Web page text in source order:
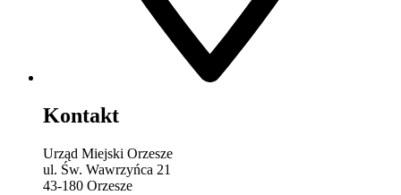
Kontakt
Urząd Miejski Orzesze
ul. Św. Wawrzyńca 21
43-180 Orzesze